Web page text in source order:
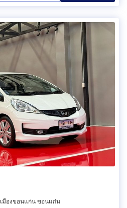
เมืองขอนแก่น ขอนแก่น